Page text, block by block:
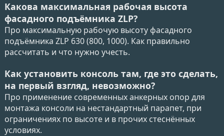
Какова максимальная рабочая высота
фасадного подъёмника ZLP?
Про максимальную рабочую высоту фасадного
подъёмника ZLP 630 (800, 1000). Как правильно
рассчитать и что нужно учесть.
Как установить консоль там, где это сделать,
на первый взгляд, невозможно?
Про применение современных анкерных опор для
монтажа консоли на нестандартный парапет, при
ограничениях по высоте и в прочих стеснённых
условиях.